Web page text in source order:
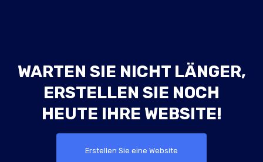
WARTEN SIE NICHT LÄNGER,
ERSTELLEN SIE NOCH
HEUTE IHRE WEBSITE!
Erstellen Sie eine Website